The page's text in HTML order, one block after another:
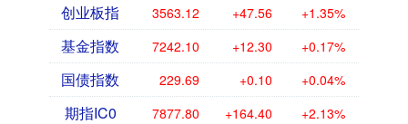
创业板指 3563.12 +47.56 +1.35%
基金指数 7242.10 +12.30 +0.17%
国债指数 229.69 +0.10 +0.04%
期指IC0 7877.80 +164.40 +2.13%